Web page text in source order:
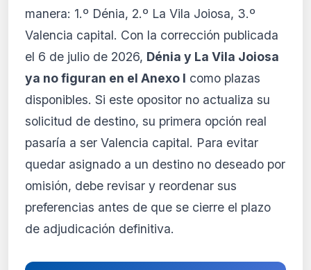
manera: 1.º Dénia, 2.º La Vila Joiosa, 3.º
Valencia capital. Con la corrección publicada
el 6 de julio de 2026, Dénia y La Vila Joiosa
ya no figuran en el Anexo I como plazas
disponibles. Si este opositor no actualiza su
solicitud de destino, su primera opción real
pasaría a ser Valencia capital. Para evitar
quedar asignado a un destino no deseado por
omisión, debe revisar y reordenar sus
preferencias antes de que se cierre el plazo
de adjudicación definitiva.